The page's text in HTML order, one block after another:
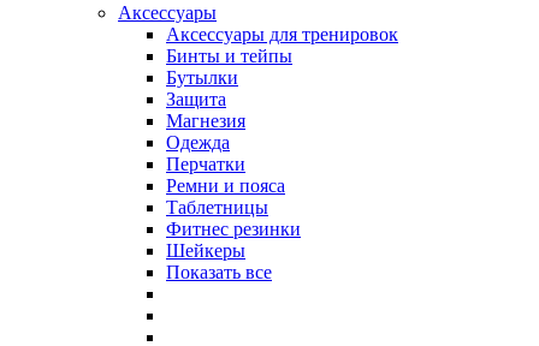
Аксессуары
Аксессуары для тренировок
Бинты и тейпы
Бутылки
Защита
Магнезия
Одежда
Перчатки
Ремни и пояса
Таблетницы
Фитнес резинки
Шейкеры
Показать все